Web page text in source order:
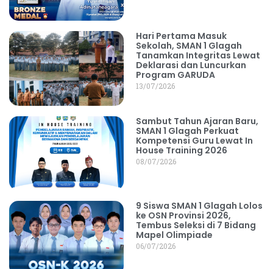
Hari Pertama Masuk
Sekolah, SMAN 1 Glagah
Tanamkan Integritas Lewat
Deklarasi dan Luncurkan
Program GARUDA
13/07/2026
Sambut Tahun Ajaran Baru,
SMAN 1 Glagah Perkuat
Kompetensi Guru Lewat In
House Training 2026
08/07/2026
9 Siswa SMAN 1 Glagah Lolos
ke OSN Provinsi 2026,
Tembus Seleksi di 7 Bidang
Mapel Olimpiade
06/07/2026